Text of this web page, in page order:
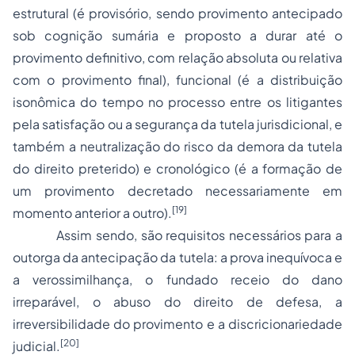
estrutural (é provisório, sendo provimento antecipado
sob cognição sumária e proposto a durar até o
provimento definitivo, com relação absoluta ou relativa
com o provimento final), funcional (é a distribuição
isonômica do tempo no processo entre os litigantes
pela satisfação ou a segurança da tutela jurisdicional, e
também a neutralização do risco da demora da tutela
do direito preterido) e cronológico (é a formação de
um provimento decretado necessariamente em
momento anterior a outro). [19]
Assim sendo, são requisitos necessários para a
outorga da antecipação da tutela: a prova inequívoca e
a verossimilhança, o fundado receio do dano
irreparável, o abuso do direito de defesa, a
irreversibilidade do provimento e a discricionariedade
judicial. [20]